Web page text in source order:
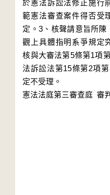
於憲法訴訟法修正施行
範憲法審查案件得否受
定。3、核聲請意旨所陳
觀上具體指明系爭規定
核與大審法第5條第1項
法訴訟法第15條第2項
定不受理。
憲法法庭第三審查庭 審